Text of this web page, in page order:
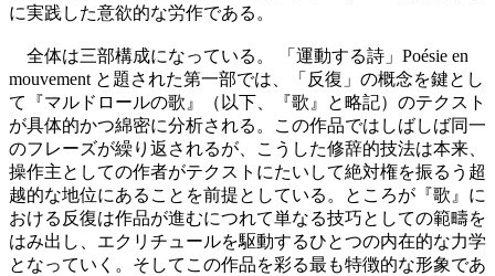
に実践した意欲的な労作である。
全体は三部構成になっている。 「運動する詩」Poésie en
mouvement と題された第一部では、「反復」の概念を鍵とし
て『マルドロールの歌』（以下、『歌』と略記）のテクスト
が具体的かつ綿密に分析される。この作品ではしばしば同一
のフレーズが繰り返されるが、こうした修辞的技法は本来、
操作主としての作者がテクストにたいして絶対権を振るう超
越的な地位にあることを前提としている。ところが『歌』に
おける反復は作品が進むにつれて単なる技巧としての範疇を
はみ出し、エクリチュールを駆動するひとつの内在的な力学
となっていく。そしてこの作品を彩る最も特徴的な形象であ